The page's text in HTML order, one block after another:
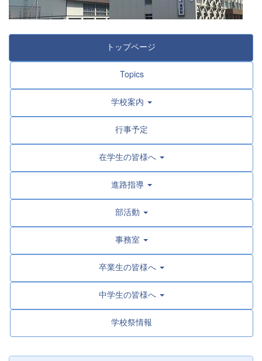
トップページ
Topics
学校案内
行事予定
在学生の皆様へ
進路指導
部活動
事務室
卒業生の皆様へ
中学生の皆様へ
学校祭情報